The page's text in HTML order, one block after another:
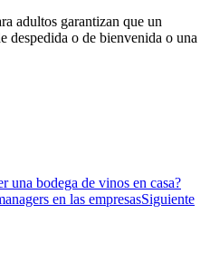
adultos garantizan que un
despedida o de bienvenida o una
una bodega de vinos en casa?
en las empresasSiguiente